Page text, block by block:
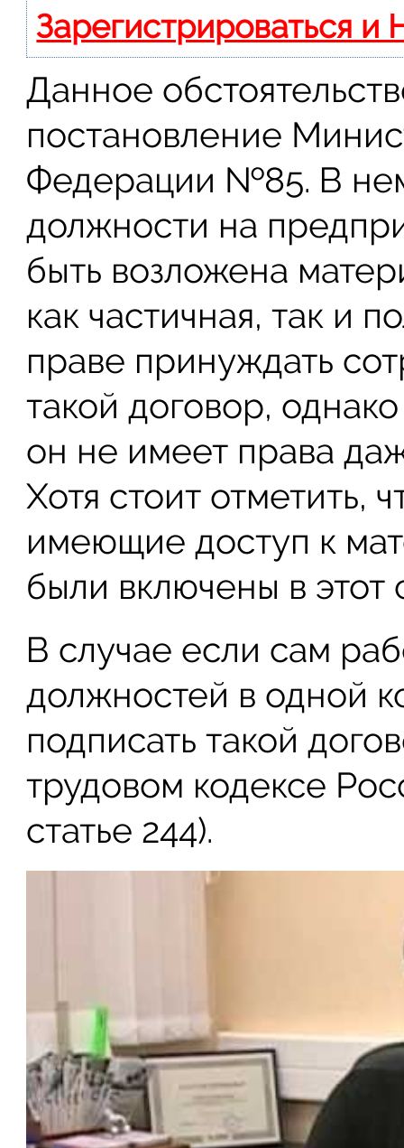
Зарегистрироваться и
Данное
постановление
Федерации №85. В
должности на
быть возложена
как частичная, так и
праве принуждать
такой договор,
он не имеет права
Хотя стоит отметить,
имеющие доступ к
были включены в этот
В случае если сам
должностей в одной
подписать такой
трудовом кодексе
статье 244).